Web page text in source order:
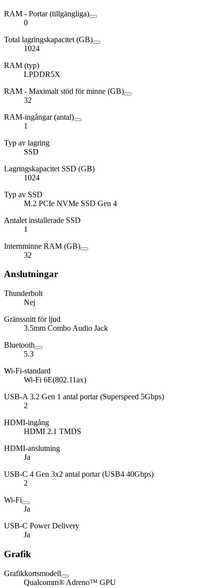
RAM - Portar (tillgängliga)
0
Total lagringskapacitet (GB)
1024
RAM (typ)
LPDDR5X
RAM - Maximalt stöd för minne (GB)
32
RAM-ingångar (antal)
1
Typ av lagring
SSD
Lagringskapacitet SSD (GB)
1024
Typ av SSD
M.2 PCIe NVMe SSD Gen 4
Antalet installerade SSD
1
Internminne RAM (GB)
32
Anslutningar
Thunderbolt
Nej
Gränssnitt för ljud
3.5mm Combo Audio Jack
Bluetooth
5.3
Wi-Fi-standard
Wi-Fi 6E(802.11ax)
USB-A 3.2 Gen 1 antal portar (Superspeed 5Gbps)
2
HDMI-ingång
HDMI 2.1 TMDS
HDMI-anslutning
Ja
USB-C 4 Gen 3x2 antal portar (USB4 40Gbps)
2
Wi-Fi
Ja
USB-C Power Delivery
Ja
Grafik
Grafikkortsmodell
Qualcomm® Adreno™ GPU